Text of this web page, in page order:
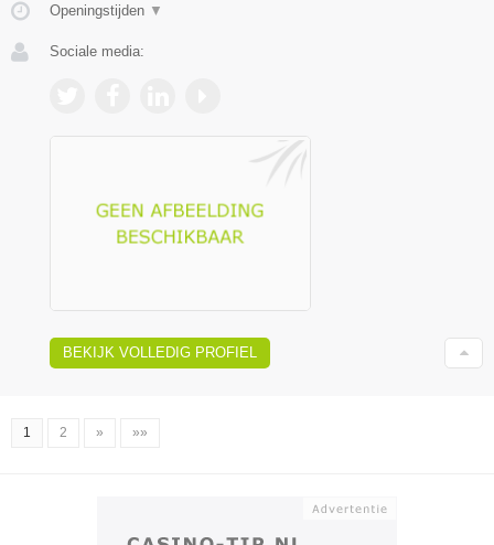
Openingstijden ▼
Sociale media:
BEKIJK VOLLEDIG PROFIEL
1 2 » »»